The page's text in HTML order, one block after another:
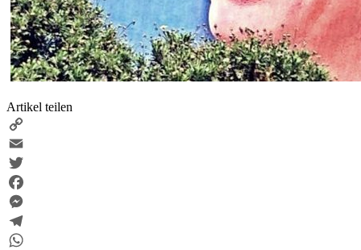
Artikel teilen
Copy
Link
Email
Twitter
Facebook
Messenger
Telegram